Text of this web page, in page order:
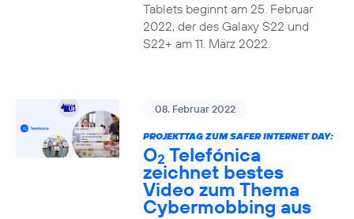
Tablets beginnt am 25. Februar
2022, der des Galaxy S22 und
S22+ am 11. März 2022.
08. Februar 2022
PROJEKTTAG ZUM SAFER INTERNET DAY:
O2 Telefónica
zeichnet bestes
Video zum Thema
Cybermobbing aus